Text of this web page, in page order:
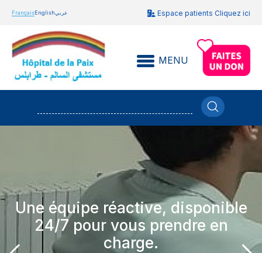
FrançaisEnglishعربي Espace patients Cliquez ici
MENU
Une équipe réactive, disponible
24/7 pour vous prendre en
charge.